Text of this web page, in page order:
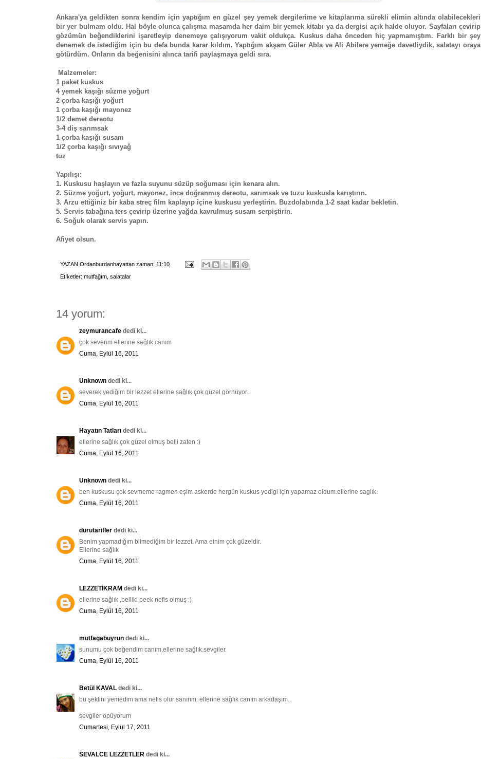
Ankara'ya geldikten sonra kendim için yaptığım en güzel şey yemek dergilerime ve kitaplarıma sürekli elimin altında olabilecekleri
bir yer bulmam oldu. Hal böyle olunca çalışma masamda her daim bir yemek kitabı ya da dergisi açık halde oluyor. Sayfaları çevirip
gözümün beğendiklerini işaretleyip denemeye çalışıyorum vakit oldukça. Kuskus daha önceden hiç yapmamıştım. Farklı bir şey
denemek de istediğim için bu defa bunda karar kıldım. Yaptığım akşam Güler Abla ve Ali Abilere yemeğe davetliydik, salatayı oraya
götürdüm. Onların da beğenisini alınca tarifi paylaşmaya geldi sıra.
Malzemeler:
1 paket kuskus
4 yemek kaşığı süzme yoğurt
2 çorba kaşığı yoğurt
1 çorba kaşığı mayonez
1/2 demet dereotu
3-4 diş sarımsak
1 çorba kaşığı susam
1/2 çorba kaşığı sıvıyağ
tuz
Yapılışı:
1. Kuskusu haşlayın ve fazla suyunu süzüp soğuması için kenara alın.
2. Süzme yoğurt, yoğurt, mayonez, ince doğranmış dereotu, sarımsak ve tuzu kuskusla karıştırın.
3. Arzu ettiğiniz bir kaba streç film kaplayıp içine kuskusu yerleştirin. Buzdolabında 1-2 saat kadar bekletin.
5. Servis tabağına ters çevirip üzerine yağda kavrulmuş susam serpiştirin.
6. Soğuk olarak servis yapın.
Afiyet olsun.
YAZAN Ordanburdanhayattan zaman: 11:10
Etİketler: mutfağım salatalar
14 yorum:
zeymurancafe dedi ki...
çok severım ellerıne sağlık canım
Cuma, Eylül 16, 2011
Unknown dedi ki...
severek yediğim bir lezzet ellerine sağlık çok güzel görnüyor..
Cuma, Eylül 16, 2011
Hayatın Tatları dedi ki...
ellerine sağlık çok güzel olmuş belli zaten :)
Cuma, Eylül 16, 2011
Unknown dedi ki...
ben kuskusu çok sevmeme ragmen eşim askerde hergün kuskus yedigi için yapamaz oldum.ellerine saglık.
Cuma, Eylül 16, 2011
durutarifler dedi ki...
Benim yapmadığım bilmediğim bir lezzet. Ama einim çok güzeldir.
Ellerine sağlık
Cuma, Eylül 16, 2011
LEZZETİKRAM dedi ki...
ellerine sağlık ,belliki peek nefis olmuş :)
Cuma, Eylül 16, 2011
mutfagabuyrun dedi ki...
sunumu çok beğendim canım.ellerine sağlık.sevgiler.
Cuma, Eylül 16, 2011
Betül KAVAL dedi ki...
bu şeklini yemedim ama nefis olur sanırım. ellerine sağlık canım arkadaşım..
sevgiler öpüyorum
Cumartesi, Eylül 17, 2011
SEVALCE LEZZETLER dedi ki...